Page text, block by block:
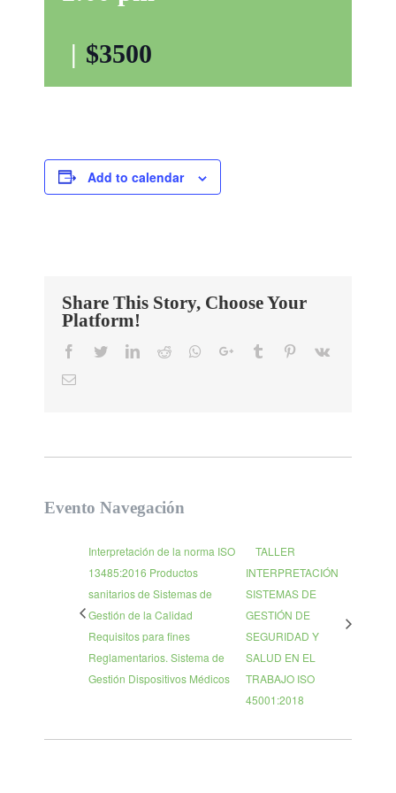
| $3500
Add to calendar
Share This Story, Choose Your
Platform!
Facebook
TwitterLinkedIn
Reddit Whatsapp
Google+Tumblr Pinterest
Vk
Email
Evento Navegación
Interpretación de la norma ISO
13485:2016 Productos
sanitarios de Sistemas de
Gestión de la Calidad
Requisitos para fines
Reglamentarios. Sistema de
Gestión Dispositivos Médicos
TALLER
INTERPRETACIÓN
SISTEMAS DE
GESTIÓN DE
SEGURIDAD Y
SALUD EN EL
TRABAJO ISO
45001:2018